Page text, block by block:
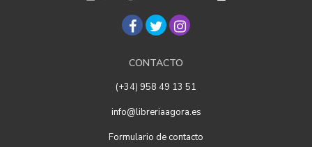
CONTACTO
(+34) 958 49 13 51
info@libreriaagora.es
Formulario de contacto